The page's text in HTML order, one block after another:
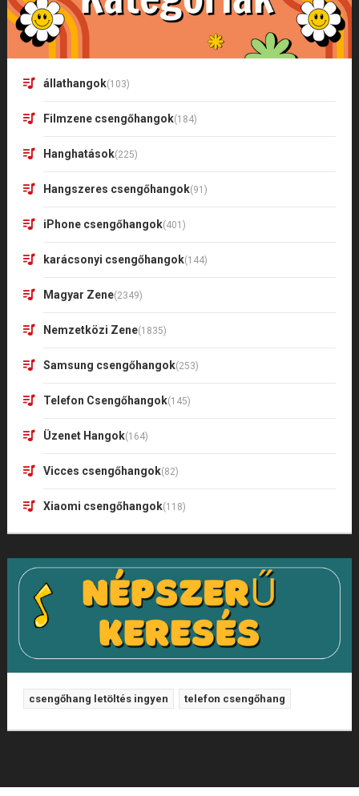
állathangok(103)
Filmzene csengőhangok(184)
Hanghatások(225)
Hangszeres csengőhangok(91)
iPhone csengőhangok(401)
karácsonyi csengőhangok(144)
Magyar Zene(2349)
Nemzetközi Zene(1835)
Samsung csengőhangok(253)
Telefon Csengőhangok(145)
Üzenet Hangok(164)
Vicces csengőhangok(82)
Xiaomi csengőhangok(118)
csengőhang letöltés ingyen telefon csengőhang